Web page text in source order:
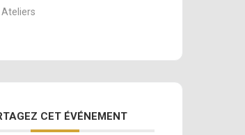
Ateliers
CET ÉVÉNEMENT